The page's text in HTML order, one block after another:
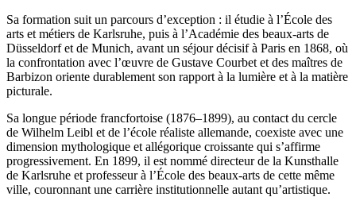
Sa formation suit un parcours d’exception : il étudie à l’École des
arts et métiers de Karlsruhe, puis à l’Académie des beaux-arts de
Düsseldorf et de Munich, avant un séjour décisif à Paris en 1868, où
la confrontation avec l’œuvre de Gustave Courbet et des maîtres de
Barbizon oriente durablement son rapport à la lumière et à la matière
picturale.
Sa longue période francfortoise (1876–1899), au contact du cercle
de Wilhelm Leibl et de l’école réaliste allemande, coexiste avec une
dimension mythologique et allégorique croissante qui s’affirme
progressivement. En 1899, il est nommé directeur de la Kunsthalle
de Karlsruhe et professeur à l’École des beaux-arts de cette même
ville, couronnant une carrière institutionnelle autant qu’artistique.